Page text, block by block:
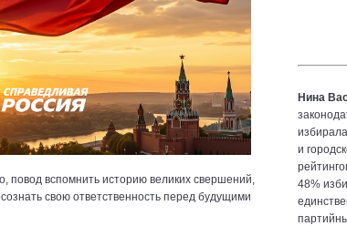
повод вспомнить историю великих свершений,
свою ответственность перед будущими
Нина
и
48%